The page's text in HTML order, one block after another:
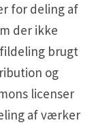
for deling af
der ikke
brugt
og
licenser
af værker